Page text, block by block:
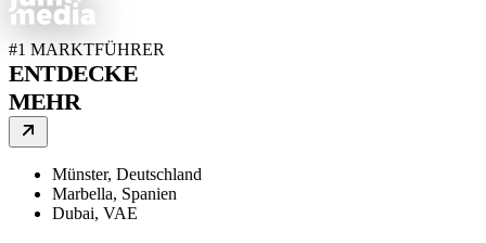
#1 MARKTFÜHRER
ENTDECKE
MEHR
Münster, Deutschland
Marbella, Spanien
Dubai, VAE